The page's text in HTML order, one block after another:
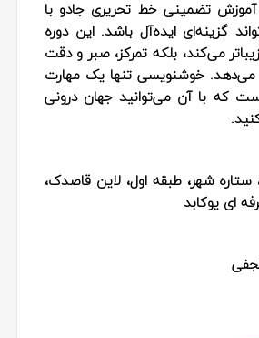
تضمینی خط تحریری جادو با
گزینه‌ای ایده‌آل باشد. این دوره
می‌کند، بلکه تمرکز، صبر و دقت
می‌دهد. خوشنویسی تنها یک مهارت
که با آن می‌توانید جهان درونی
ستاره شهر، طبقه اول، لاین قاصدک،
ای یوکابد